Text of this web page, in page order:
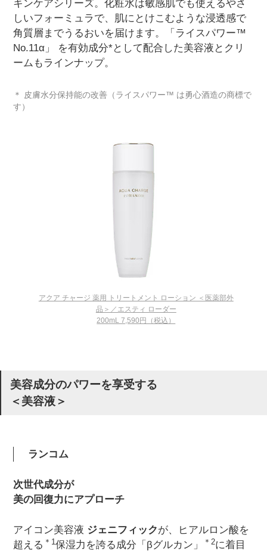
キンケアシリーズ。化粧水は敏感肌でも使えるやさ
しいフォーミュラで、肌にとけこむような浸透感で
角質層までうるおいを届けます。「ライスパワー™
No.11α」 を有効成分*として配合した美容液とクリ
ームもラインナップ。
＊ 皮膚水分保持能の改善（ライスパワー™ は勇心酒造の商標で
す）
アクア チャージ 薬用 トリートメント ローション ＜医薬部外
品＞／エスティ ローダー
200mL 7,590円（税込）
美容成分のパワーを享受する
＜美容液＞
ランコム
次世代成分が
美の回復力にアプローチ
アイコン美容液 ジェニフィックが、ヒアルロン酸を
超える ＊1 保湿力を誇る成分「βグルカン」 ＊2に着目